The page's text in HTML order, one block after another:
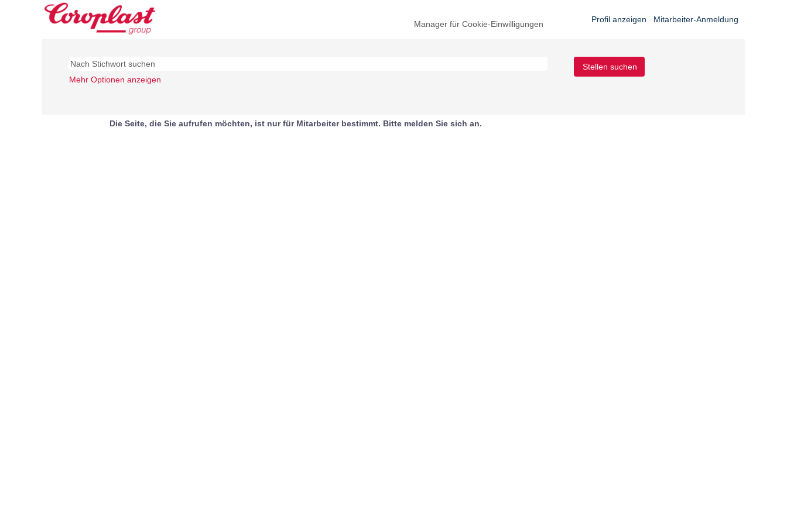
Manager für Cookie-Einwilligungen Profil anzeigen Mitarbeiter-Anmeldung
Mehr Optionen anzeigen
Die Seite, die Sie aufrufen möchten, ist nur für Mitarbeiter bestimmt. Bitte melden Sie sich an.